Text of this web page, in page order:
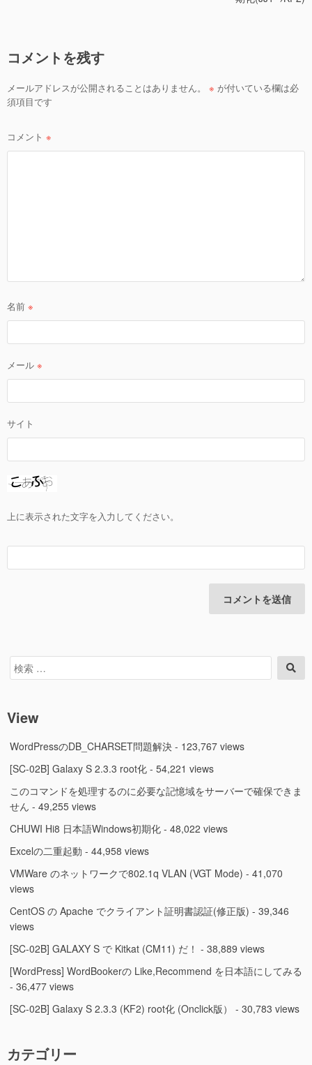
ー
シ
ョ
コメントを残す
メールアドレスが公開されることはありません。 ※ が付いている欄は必
須項目です
コメント ※
名前 ※
メール ※
サイト
上に表示された文字を入力してください。
検
索
索
View
WordPressのDB_CHARSET問題解決 - 123,767 views
[SC-02B] Galaxy S 2.3.3 root化 - 54,221 views
このコマンドを処理するのに必要な記憶域をサーバーで確保できま
せん - 49,255 views
CHUWI Hi8 日本語Windows初期化 - 48,022 views
Excelの二重起動 - 44,958 views
VMWare のネットワークで802.1q VLAN (VGT Mode) - 41,070
views
CentOS の Apache でクライアント証明書認証(修正版) - 39,346
views
[SC-02B] GALAXY S で Kitkat (CM11) だ！ - 38,889 views
[WordPress] WordBookerの Like,Recommend を日本語にしてみる
- 36,477 views
[SC-02B] Galaxy S 2.3.3 (KF2) root化 (Onclick版）
- 30,783 views
カテゴリー